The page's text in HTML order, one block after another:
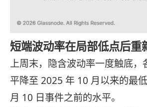
短端波动率在局部低点后重
上周末，隐含波动率一度触底，
平降至 2025 年 10 月以来的最
月 10 日事件之前的水平。